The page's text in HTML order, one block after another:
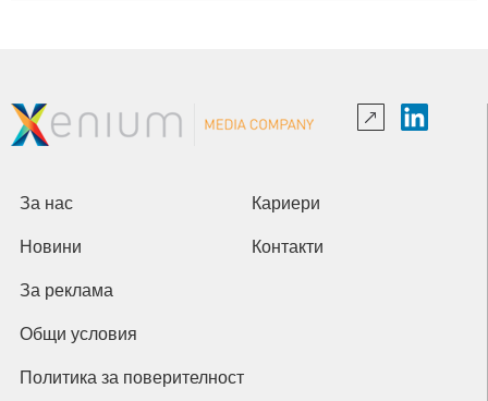
За нас Кариери
Новини Контакти
За реклама
Общи условия
Политика за поверителност